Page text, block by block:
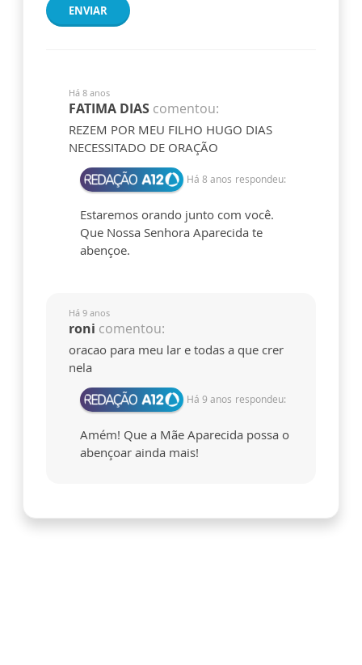
ENVIAR
Há 8 anos
FATIMA DIAS comentou:
REZEM POR MEU FILHO HUGO DIAS
NECESSITADO DE ORAÇÃO
Há 8 anos respondeu:
Estaremos orando junto com você.
Que Nossa Senhora Aparecida te
abençoe.
Há 9 anos
roni comentou:
oracao para meu lar e todas a que crer
nela
Há 9 anos respondeu:
Amém! Que a Mãe Aparecida possa o
abençoar ainda mais!